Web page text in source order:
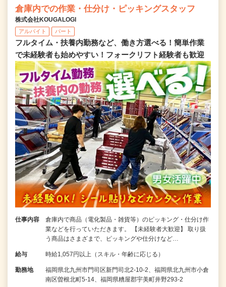
倉庫内での作業・仕分け・ピッキングスタッフ
株式会社KOUGALOGI
アルバイト パート
フルタイム・扶養内勤務など、働き方選べる！簡単作業
で未経験者も始めやすい！フォークリフト経験者も歓迎
仕事内容
倉庫内で商品（電化製品・雑貨等）のピッキング・仕分け作
業などを行っていただきます。 【未経験者大歓迎】 取り扱
う商品はさまざまで、ピッキングや仕分けなど…
給与 時給1,057円以上（スキル・年齢に応じる）
勤務地
福岡県北九州市門司区新門司北2-10-2、福岡県北九州市小倉
南区曽根北町5-14、福岡県糟屋郡宇美町井野293-2